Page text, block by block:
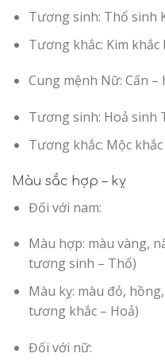
Tương sinh: Thổ sinh
Tương khắc: Kim khắc
Cung mệnh Nữ: Cấn –
Tương sinh: Hoả sinh
Tương khắc: Mộc
Màu sắc hợp – kỵ
Đối với nam:
Màu hợp: màu vàng,
tương sinh – Thổ)
Màu kỵ: màu đỏ,
tương khắc – Hoả)
Đối với nữ: